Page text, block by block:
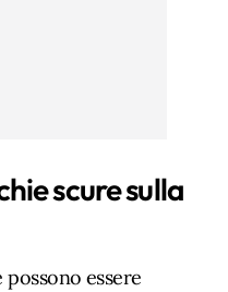
scure sulla
essere